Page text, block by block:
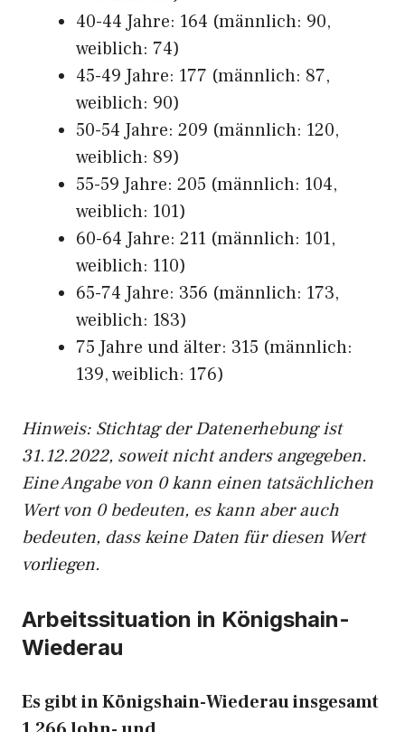
40-44 Jahre: 164 (männlich: 90,
weiblich: 74)
45-49 Jahre: 177 (männlich: 87,
weiblich: 90)
50-54 Jahre: 209 (männlich: 120,
weiblich: 89)
55-59 Jahre: 205 (männlich: 104,
weiblich: 101)
60-64 Jahre: 211 (männlich: 101,
weiblich: 110)
65-74 Jahre: 356 (männlich: 173,
weiblich: 183)
75 Jahre und älter: 315 (männlich:
139, weiblich: 176)
Hinweis: Stichtag der Datenerhebung ist
31.12.2022, soweit nicht anders angegeben.
Eine Angabe von 0 kann einen tatsächlichen
Wert von 0 bedeuten, es kann aber auch
bedeuten, dass keine Daten für diesen Wert
vorliegen.
Arbeitssituation in Königshain-
Wiederau
Es gibt in Königshain-Wiederau insgesamt